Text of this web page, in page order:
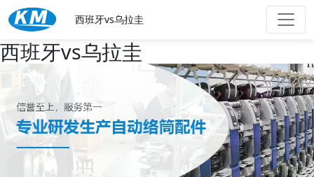
西班牙vs乌拉圭
西班牙vs乌拉圭